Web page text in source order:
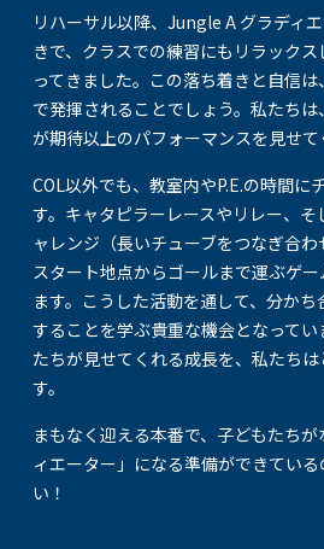
リハーサル以降、Jungle A グラディ
きで、クラスでの練習にもリラック
ってきました。この落ち着きと自信
で発揮されることでしょう。私たち
が期待以上のパフォーマンスを見せて
COL以外でも、教室内やP.E.の時間に
す。キャタピラーレースやリレー、そ
ャレンジ（長いチューブをつなぎ合
スタート地点からゴールまで運ぶゲ
ます。こうした活動を通して、分か
することを学ぶ貴重な機会となって
たちが見せてくれる成長を、私たち
す。
まもなく迎える本番で、子どもたち
ィエーター」になる準備ができてい
い！